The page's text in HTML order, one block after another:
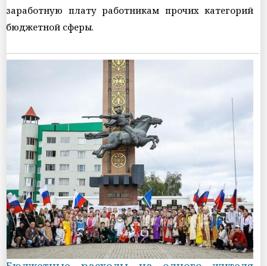
заработную плату работникам прочих категорий
бюджетной сферы.